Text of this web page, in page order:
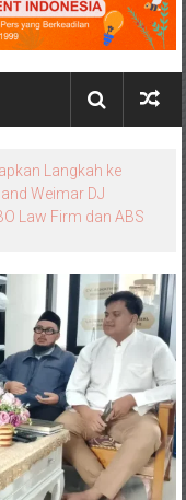
FBO Indonesia,
Tingkat Daerah